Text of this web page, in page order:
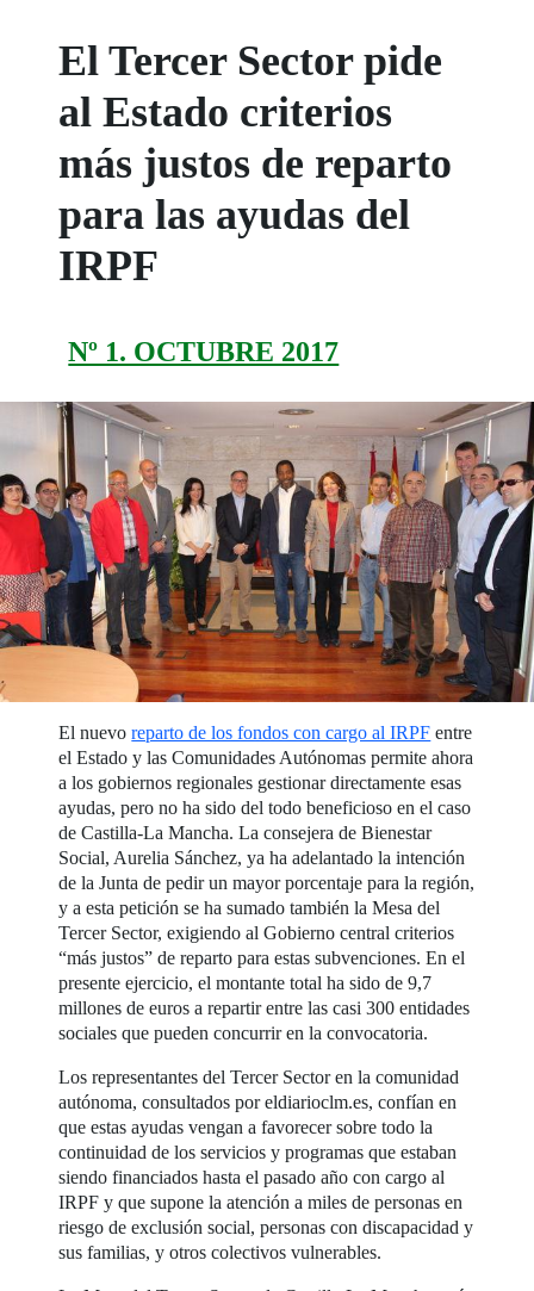
El Tercer Sector pide
al Estado criterios
más justos de reparto
para las ayudas del
IRPF
Nº 1. OCTUBRE 2017
El nuevoreparto de los fondos con cargo al IRPF entre
el Estado y las Comunidades Autónomas permite ahora
a los gobiernos regionales gestionar directamente esas
ayudas, pero no ha sido del todo beneficioso en el caso
de Castilla-La Mancha. La consejera de Bienestar
Social, Aurelia Sánchez, ya ha adelantado la intención
de la Junta de pedir un mayor porcentaje para la región,
y a esta petición se ha sumado también la Mesa del
Tercer Sector, exigiendo al Gobierno central criterios
“más justos” de reparto para estas subvenciones. En el
presente ejercicio, el montante total ha sido de 9,7
millones de euros a repartir entre las casi 300 entidades
sociales que pueden concurrir en la convocatoria.
Los representantes del Tercer Sector en la comunidad
autónoma, consultados por eldiarioclm.es, confían en
que estas ayudas vengan a favorecer sobre todo la
continuidad de los servicios y programas que estaban
siendo financiados hasta el pasado año con cargo al
IRPF y que supone la atención a miles de personas en
riesgo de exclusión social, personas con discapacidad y
sus familias, y otros colectivos vulnerables.